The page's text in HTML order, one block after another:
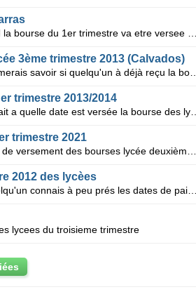
3ème trimestre 2013 (Calvados)
Bonjour, Je suis de Caen et j'aimerais savoir si quelqu'un à déjà reçu la bourse des lycées du 3ème
trimestre 2013/2014
Bonjour est ce que quelqu'un sait a quelle date est versée la bourse des lycees cette année pour le
trimestre 2021
2012 des lycèes
Bonjour, j'aimerais savoir si quelqu'un connais à peu prés les dates de paiements de la bourse du s
lycees du troisieme trimestre